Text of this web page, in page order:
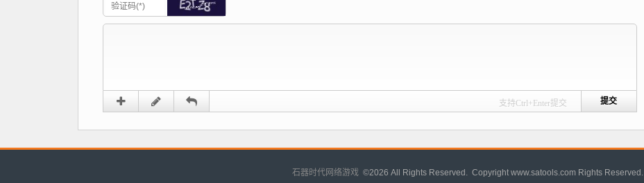
支持Ctrl+Enter提交
石器时代网络游戏 ©2026 All Rights Reserved. Copyright www.satools.com Rights Reserved.